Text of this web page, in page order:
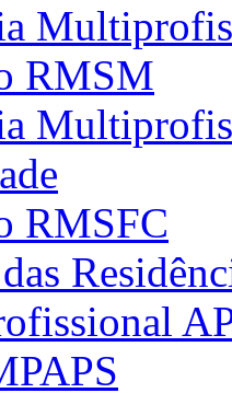
RMSM
RMSFC